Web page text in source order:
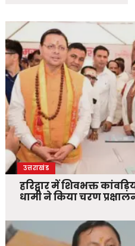
उत्तराखंड
हरिद्वार में शिवभक्त
धामी ने किया चरण